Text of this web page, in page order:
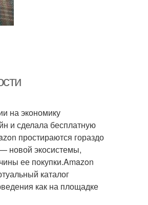
на экономику
и сделала бесплатную
простираются гораздо
новой экосистемы,
ее покупки.Amazon
каталог
как на площадке